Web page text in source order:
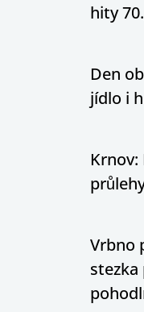
hity
Den
jídlo i
Vrbno
stezka